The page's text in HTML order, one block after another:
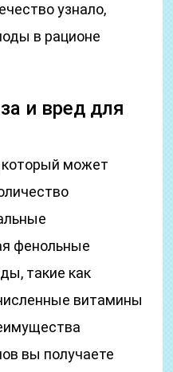
узнало,
в рационе
и вред для
может
фенольные
такие как
витамины
вы получаете